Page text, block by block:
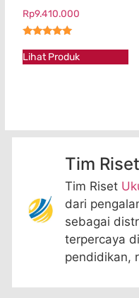
Rp9.410.000
Lihat Produk
Tim
Tim Riset
dari
sebagai
terpercaya
pendidikan,